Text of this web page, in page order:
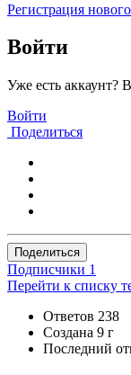
Регистрация
Войти
Уже есть аккаунт?
Войти
Поделиться
Поделиться
Подписчики 1
Перейти к списку
Ответов 238
Создана 9 г
Последний